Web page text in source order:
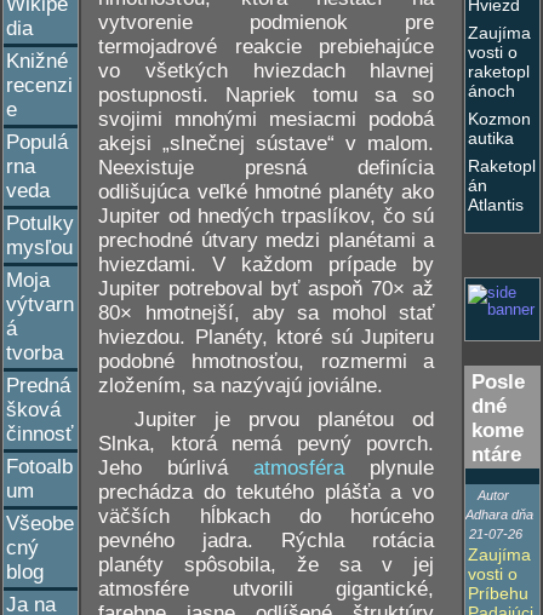
dia
Knižné
recenzi
e
Populá
rna
veda
Potulky
mysľou
Moja
výtvarn
á
tvorba
Predná
šková
činnosť
Fotoalb
um
Všeobe
cný
blog
Ja na
vytvorenie podmienok pre
termojadrové reakcie prebiehajúce
vo všetkých hviezdach hlavnej
postupnosti. Napriek tomu sa so
svojimi mnohými mesiacmi podobá
akejsi „slnečnej sústave“ v malom.
Neexistuje presná definícia
odlišujúca veľké hmotné planéty ako
Jupiter od hnedých trpaslíkov, čo sú
prechodné útvary medzi planétami a
hviezdami. V každom prípade by
Jupiter potreboval byť aspoň 70× až
80× hmotnejší, aby sa mohol stať
hviezdou. Planéty, ktoré sú Jupiteru
podobné hmotnosťou, rozmermi a
zložením, sa nazývajú joviálne.
Jupiter je prvou planétou od
Slnka, ktorá nemá pevný povrch.
Jeho búrliváatmosféraplynule
prechádza do tekutého plášťa a vo
väčších hĺbkach do horúceho
pevného jadra. Rýchla rotácia
planéty spôsobila, že sa v jej
atmosfére utvorili gigantické,
Hviezd
Zaujíma
vosti o
raketopl
ánoch
Kozmon
autika
Raketopl
án
Atlantis
Posle
dné
kome
ntáre
Autor
Adhara dňa
21-07-26
Zaujíma
vosti o
Príbehu